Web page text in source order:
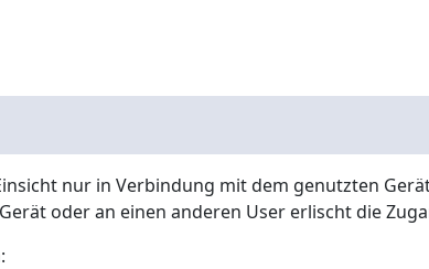
nur in Verbindung mit dem genutzten
oder an einen anderen User erlischt die